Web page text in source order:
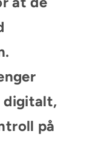
digitalt,
på